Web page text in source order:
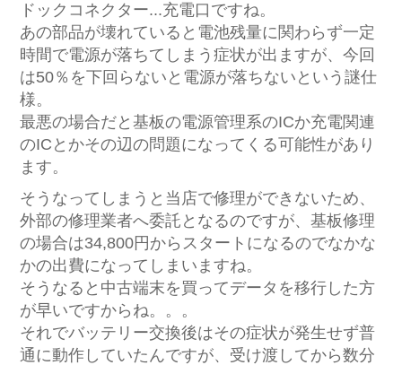
ドックコネクター...充電口ですね。
あの部品が壊れていると電池残量に関わらず一定
時間で電源が落ちてしまう症状が出ますが、今回
は50％を下回らないと電源が落ちないという謎仕
様。
最悪の場合だと基板の電源管理系のICか充電関連
のICとかその辺の問題になってくる可能性があり
ます。
そうなってしまうと当店で修理ができないため、
外部の修理業者へ委託となるのですが、基板修理
の場合は34,800円からスタートになるのでなかな
かの出費になってしまいますね。
そうなると中古端末を買ってデータを移行した方
が早いですからね。。。
それでバッテリー交換後はその症状が発生せず普
通に動作していたんですが、受け渡してから数分